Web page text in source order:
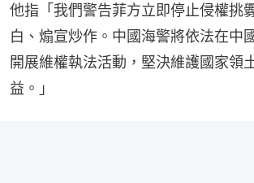
他指「我們警告菲方立即停止侵權挑
白、煽宣炒作。中國海警將依法在中
開展維權執法活動，堅決維護國家領
益。」